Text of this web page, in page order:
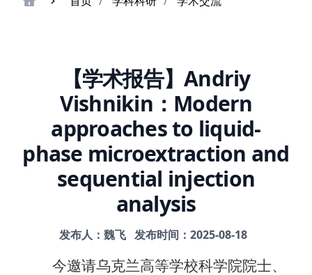
【学术报告】Andriy
Vishnikin：Modern
approaches to liquid-
phase microextraction and
sequential injection
analysis
发布人：魏飞 发布时间：2025-08-18
今邀请乌克兰高等学校科学院院士、